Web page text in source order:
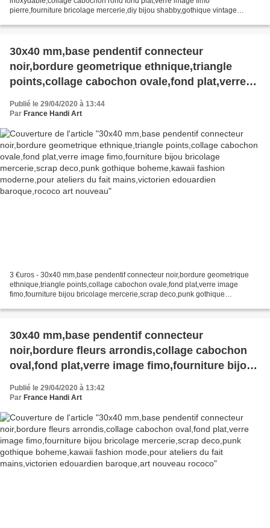
pierre,fourniture bricolage mercerie,diy bijou shabby,gothique vintage
30x40 mm,base pendentif connecteur
noir,bordure geometrique ethnique,triangle
points,collage cabochon ovale,fond plat,verre
mercerie,scrap deco,punk gothique
du fait mains,victorien edouardien
baroque,rococo art nouveau
Publié le 29/04/2020 à 13:44
Par France Handi Art
3 €uros - 30x40 mm,base pendentif connecteur noir,bordure geometrique
ethnique,triangle points,collage cabochon ovale,fond plat,verre image
fimo,fourniture bijou bricolage mercerie,scrap deco,punk gothique
30x40 mm,base pendentif connecteur
noir,bordure fleurs arrondis,collage cabochon
oval,fond plat,verre image fimo,fourniture bijou
bricolage mercerie,scrap deco,punk gothique
boheme,kawaii fashion mode,pour ateliers du
nouveau rococo
Publié le 29/04/2020 à 13:42
Par France Handi Art